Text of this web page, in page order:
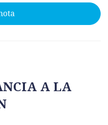
A LA